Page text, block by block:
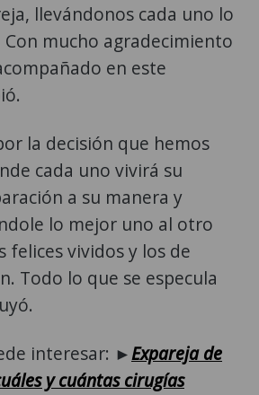
llevándonos cada uno lo
mucho agradecimiento
en este
la decisión que hemos
cada uno vivirá su
a su manera y
lo mejor uno al otro
felices vividos y los de
Todo lo que se especula
interesar: ►Expareja de
y cuántas cirugías